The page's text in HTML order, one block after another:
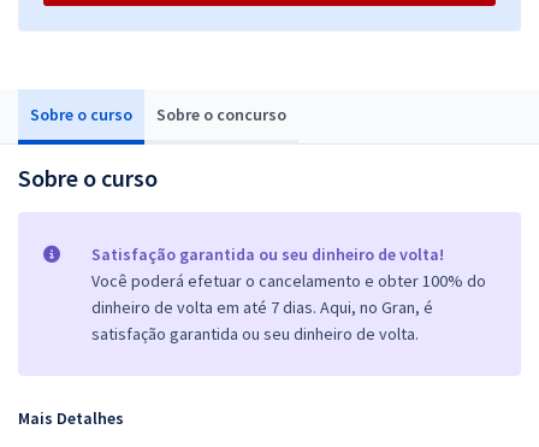
Sobre o curso Sobre o concurso
Sobre o curso
Satisfação garantida ou seu dinheiro de volta!
Você poderá efetuar o cancelamento e obter 100% do
dinheiro de volta em até 7 dias. Aqui, no Gran, é
satisfação garantida ou seu dinheiro de volta.
Mais Detalhes